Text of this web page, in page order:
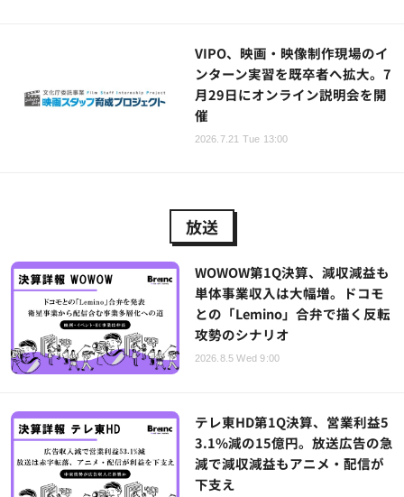
VIPO、映画・映像制作現場のイ
ンターン実習を既卒者へ拡大。7
月29日にオンライン説明会を開
催
2026.7.21 Tue 13:00
放送
WOWOW第1Q決算、減収減益も
単体事業収入は大幅増。ドコモ
との「Lemino」合弁で描く反転
攻勢のシナリオ
2026.8.5 Wed 9:00
テレ東HD第1Q決算、営業利益5
3.1%減の15億円。放送広告の急
減で減収減益もアニメ・配信が
下支え